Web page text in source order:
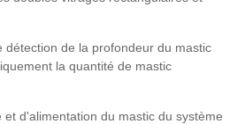
détection de la profondeur du mastic
la quantité de mastic
d'alimentation du mastic du système